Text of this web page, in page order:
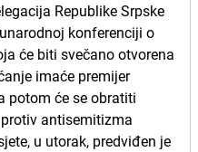
Republike Srpske
konferenciji o
će biti svečano otvorena
imaće premijer
potom će se obratiti
antisemitizma
u utorak, predviđen je